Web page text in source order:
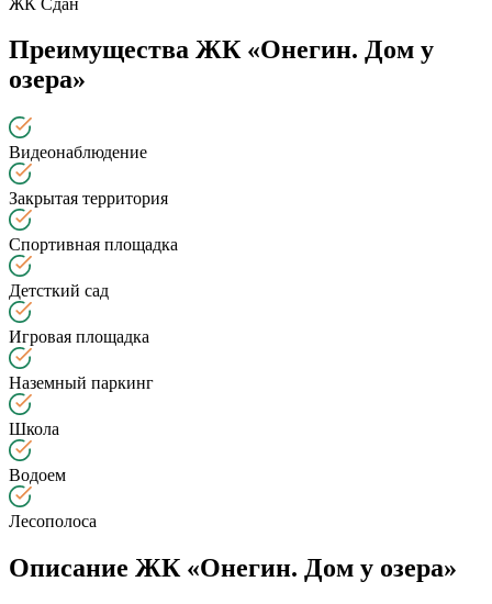
Преимущества ЖК «Онегин. Дом у
озера»
Видеонаблюдение
Закрытая территория
Спортивная площадка
Детсткий сад
Игровая площадка
Наземный паркинг
Школа
Водоем
Лесополоса
Описание ЖК «Онегин. Дом у озера»